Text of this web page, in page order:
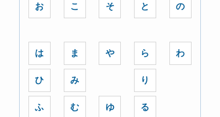
お こ そ と の
は
ひ
ふ
ま
み
む
や
ゆ
ら
り
る
わ